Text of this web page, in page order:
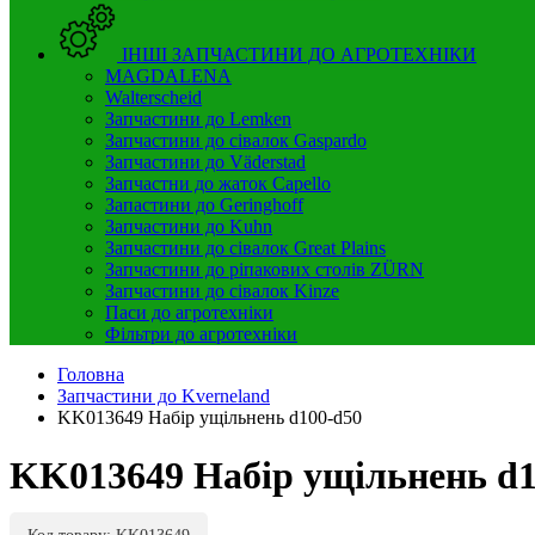
ІНШІ ЗАПЧАСТИНИ ДО АГРОТЕХНІКИ
MAGDALENA
Walterscheid
Запчастини до Lemken
Запчастини до сівалок Gaspardo
Запчастини до Väderstad
Запчастни до жаток Capello
Запастини до Geringhoff
Запчастини до Kuhn
Запчастини до сівалок Great Plains
Запчастини до ріпакових столів ZÜRN
Запчастини до сівалок Kinze
Паси до агротехніки
Фільтри до агротехніки
Головна
Запчастини до Kverneland
KK013649 Набір ущільнень d100-d50
KK013649 Набір ущільнень